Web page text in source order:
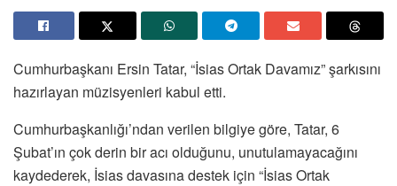
Cumhurbaşkanı Ersin Tatar, “İsias Ortak Davamız” şarkısını
hazırlayan müzisyenleri kabul etti.
Cumhurbaşkanlığı’ndan verilen bilgiye göre, Tatar, 6
Şubat’ın çok derin bir acı olduğunu, unutulamayacağını
kaydederek, İsias davasına destek için “İsias Ortak